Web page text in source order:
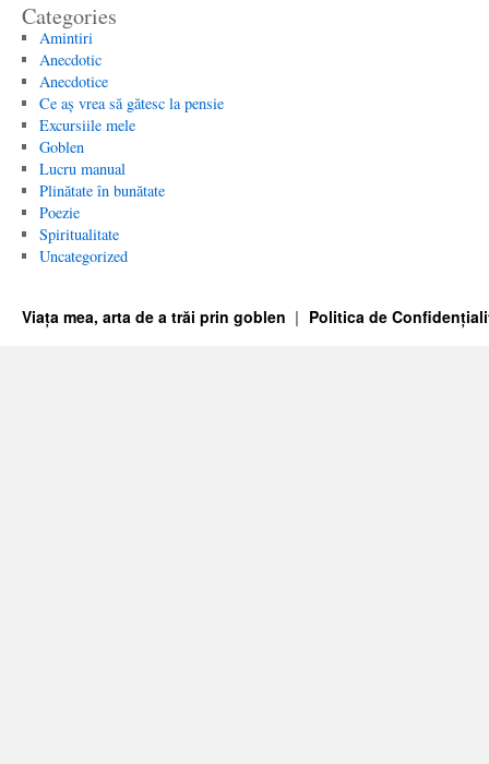
Categories
Amintiri
Anecdotic
Anecdotice
Ce aș vrea să gătesc la pensie
Excursiile mele
Goblen
Lucru manual
Plinătate în bunătate
Poezie
Spiritualitate
Uncategorized
Viața mea, arta de a trăi prin goblen Politica de